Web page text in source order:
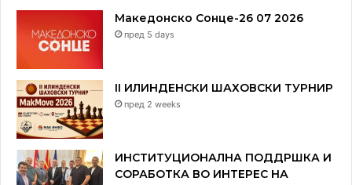
Македонско Сонце-26 07 2026
пред 5 days
II ИЛИНДЕНСКИ ШАХОВСКИ ТУРНИР
пред 2 weeks
ИНСТИТУЦИОНАЛНА ПОДДРШКА И
СОРАБОТКА ВО ИНТЕРЕС НА